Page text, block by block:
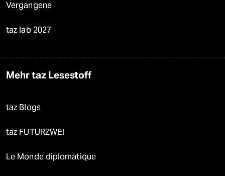
Vergangene
taz lab 2027
Mehr taz Lesestoff
taz Blogs
taz FUTURZWEI
Le Monde diplomatique